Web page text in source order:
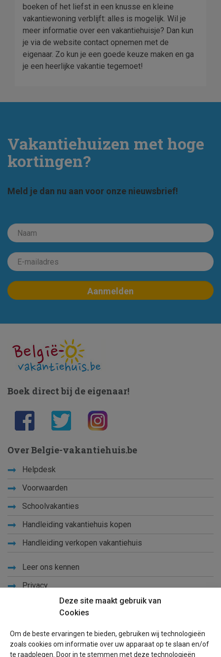
boeken of het liefst in een knusse en kleine
vakantiewoning verblijft: alles is mogelijk. Wil je
meer informatie over een vakantiehuisje? Dan kun
je via de website contact opnemen met de
eigenaar. Zo kun je een goede keuze maken en ga
je een heerlijke vakantie tegemoet!
Vakantiehuizen met hoge
kortingen?
Meld je dan nu aan voor onze nieuwsbrief!
Deze site maakt gebruik van
Cookies
Om de beste ervaringen te bieden, gebruiken wij technologieën
zoals cookies om informatie over uw apparaat op te slaan en/of
te raadplegen. Door in te stemmen met deze technologieën
Boek direct bij de eigenaar!
Over Belgie-vakantiehuis.be
Helpdesk
Voorwaarden
Schoolvakanties
Handleiding vakantiehuis kopen
Handleiding verkopen vakantiehuis
Leer ons kennen
Privacy
Blog